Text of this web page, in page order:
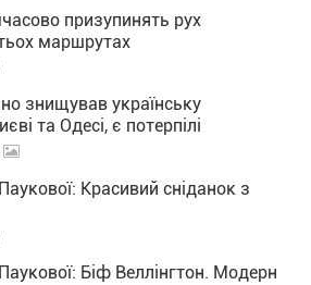
призупинять рух
маршрутах
знищував українську
та Одесі, є потерпілі
Красивий сніданок з
Біф Веллінгтон. Модерн